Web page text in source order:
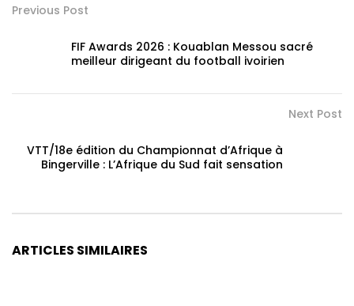
Previous Post
FIF Awards 2026 : Kouablan Messou sacré
meilleur dirigeant du football ivoirien
Next Post
VTT/18e édition du Championnat d’Afrique à
Bingerville : L’Afrique du Sud fait sensation
ARTICLES SIMILAIRES